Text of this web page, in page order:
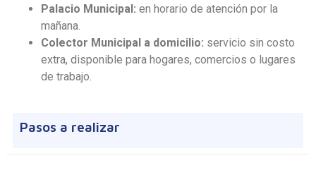
Palacio Municipal: en horario de atención por la
mañana.
Colector Municipal a domicilio: servicio sin costo
extra, disponible para hogares, comercios o lugares
de trabajo.
Pasos a realizar